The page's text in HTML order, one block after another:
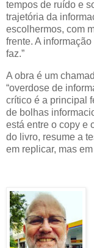
tempos de ruído e
trajetória da
escolhermos, com
frente. A
faz.”
A obra é um
“overdose de
crítico é a principal
de bolhas
está entre o copy e
do livro, resume a
em replicar, mas